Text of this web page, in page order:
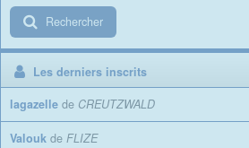
Rechercher
Les derniers inscrits
lagazelle de CREUTZWALD
Valouk de FLIZE